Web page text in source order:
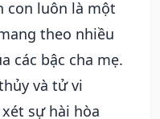
con luôn là một
theo nhiều
các bậc cha mẹ.
và tử vi
sự hài hòa